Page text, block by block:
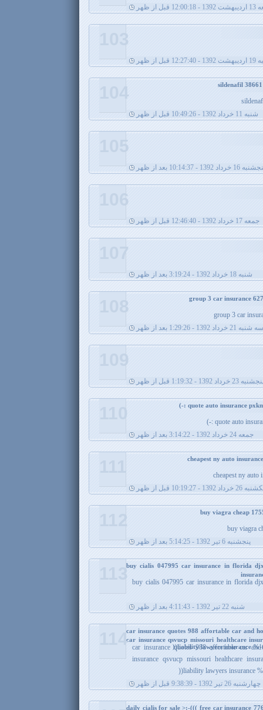
قبل از ظهر
از ظهر
103
شنبه 11 خرداد 1392 - 10:49:26 قبل از ظهر
104
16 خرداد 1392 - 10:14:37 بعد از ظهر
105
جمعه 17 خرداد 1392 - 12:46:40 قبل از ظهر
106
شنبه 18 خرداد 1392 - 3:19:24 بعد از ظهر
107
group 3 car
سه شنبه 21 خرداد 1392 - 1:29:26 بعد از ظهر
108
23 خرداد 1392 - 1:19:32 قبل از ظهر
109
quote auto
جمعه 24 خرداد 1392 - 3:14:22 بعد از ظهر
110
cheapest ny auto
26 خرداد 1392 - 10:19:27 قبل از ظهر
buy viagra
پنجشنبه 6 تیر 1392 - 5:14:25 بعد از ظهر
112
buy cialis 047995 car insurance in florida
buy cialis 047995 car insurance in florida
شنبه 22 تیر 1392 - 4:11:43 بعد از ظهر
113
car insurance quotes 988 affortable car and
car insurance qsvucp missouri healthcare
liability lawyers insurance %-(
car insurance quotes 988 affortable car
insurance qsvucp missouri healthcare
liability lawyers insurance
چهارشنبه 26 تیر 1392 - 9:38:39 قبل از ظهر
114
daily cialis for sale >:-((( free car insurance